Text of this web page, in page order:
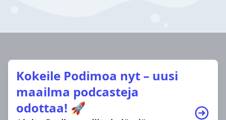
Kokeile Podimoa nyt – uusi
maailma podcasteja
odottaa! 🚀